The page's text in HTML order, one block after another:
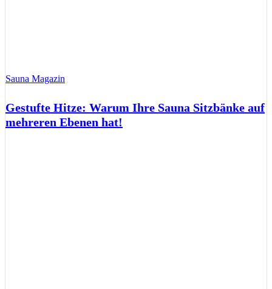
Sauna Magazin
Gestufte Hitze: Warum Ihre Sauna Sitzbänke auf
mehreren Ebenen hat!